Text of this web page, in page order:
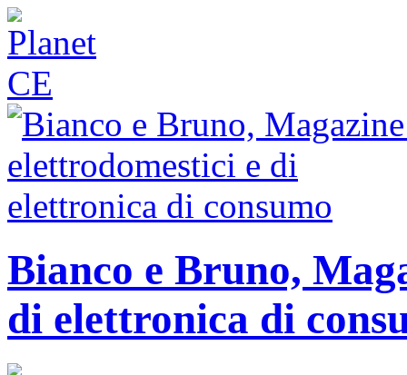
Bianco e Bruno,
di elettronica di